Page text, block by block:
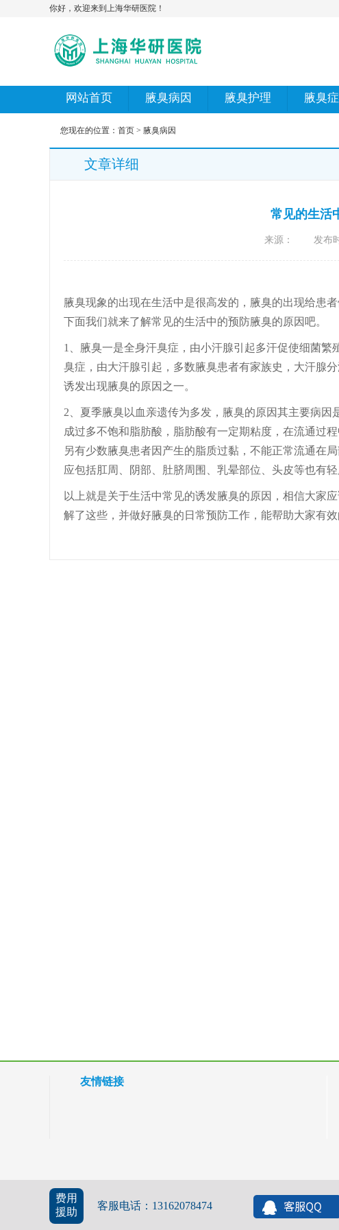
费用
援助
客服电话：13162078474
你好，欢迎来到上海华研医院！
网站首页 腋臭病因 腋臭护理 腋臭
您现在的位置： 首页 > 腋臭病因
文章详细
常见的生活
来源： 发布
腋臭现象的出现在生活中是很高发的，腋臭的出现给患
下面我们就来了解常见的生活中的预防腋臭的原因吧。
1、腋臭一是全身汗臭症，由小汗腺引起多汗促使细菌
臭症，由大汗腺引起，多数腋臭患者有家族史，大汗腺
诱发出现腋臭的原因之一。
2、夏季腋臭以血亲遗传为多发，腋臭的原因其主要病
成过多不饱和脂肪酸，脂肪酸有一定期粘度，在流通过
另有少数腋臭患者因产生的脂质过黏，不能正常流通在
应包括肛周、阴部、肚脐周围、乳晕部位、头皮等也有轻
以上就是关于生活中常见的诱发腋臭的原因，相信大家
解了这些，并做好腋臭的日常预防工作，能帮助大家有效
友情链接